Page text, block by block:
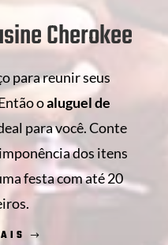
Cherokee
para reunir seus
oaluguel de
para você. Conte
dos itens
festa com até 20